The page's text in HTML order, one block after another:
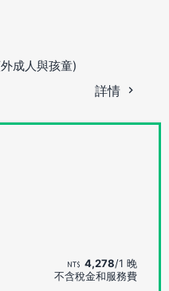
成人與孩童)
詳情
4,278/1 晚
不含稅金和服務費